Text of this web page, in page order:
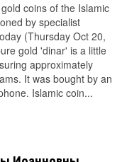
coins of the Islamic
by specialist
(Thursday Oct 20,
gold 'dinar' is a little
approximately
It was bought by an
Islamic coin...